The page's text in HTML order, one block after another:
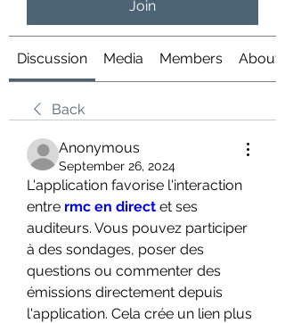
Join
Discussion Media Members About
Back
Anonymous
September 26, 2024
L'application favorise l'interaction
entre rmc en direct et ses
auditeurs. Vous pouvez participer
à des sondages, poser des
questions ou commenter des
émissions directement depuis
l'application. Cela crée un lien plus